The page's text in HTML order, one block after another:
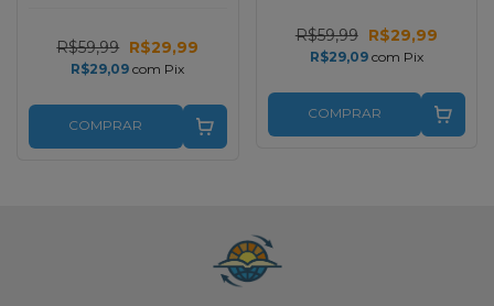
R$59,99 R$29,99
R$29,09com Pix
COMPRAR
R$59,99 R$29,99
R$29,09 com Pix
COMPRAR